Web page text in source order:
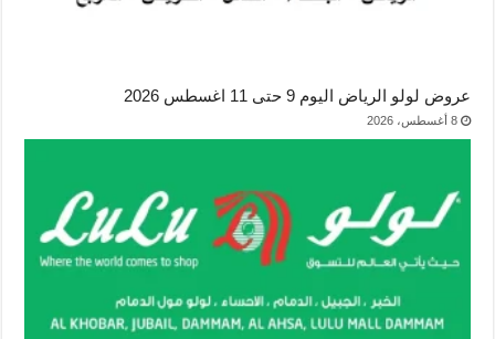
عروض لولو الرياض اليوم 9 حتى 11 اغسطس 2026
8 أغسطس، 2026